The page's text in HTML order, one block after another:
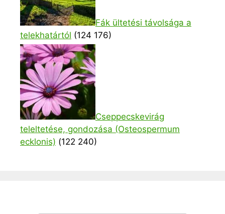
Fák ültetési távolsága a
telekhatártól (124 176)
Cseppecskevirág
teleltetése, gondozása (Osteospermum
ecklonis) (122 240)